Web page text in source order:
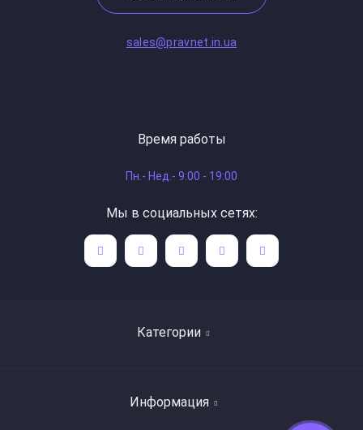
sales@pravnet.in.ua
Категории
Информация
Время работы
Пн.- Нед.- 9:00 - 19:00
Мы в социальных сетях: